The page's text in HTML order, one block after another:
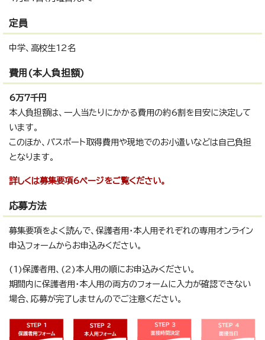
定員
中学、高校生12名
費用(本人負担額)
6万7千円
本人負担額は、一人当たりにかかる費用の約6割を目安に決定して
います。
このほか、パスポート取得費用や現地でのお小遣いなどは自己負担
となります。
詳しくは募集要項6ページをご覧ください。
応募方法
募集要項をよく読んで、保護者用・本人用それぞれの専用オンライン
申込フォームからお申込みください。
(1)保護者用、(2)本人用の順にお申込みください。
期間内に保護者用・本人用の両方のフォームに入力が確認できない
場合、応募が完了しませんのでご注意ください。